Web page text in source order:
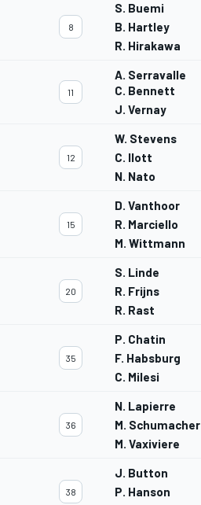
8
S. Buemi
B. Hartley
R. Hirakawa
11
A. Serravalle
C. Bennett
J. Vernay
12
W. Stevens
C. Ilott
N. Nato
15
D. Vanthoor
R. Marciello
M. Wittmann
20
S. Linde
R. Frijns
R. Rast
35
P. Chatin
F. Habsburg
C. Milesi
36
N. Lapierre
M. Schumacher
M. Vaxiviere
38
J. Button
P. Hanson